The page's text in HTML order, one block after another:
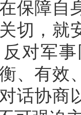
保障自
切，就
对军
、有效
话协商